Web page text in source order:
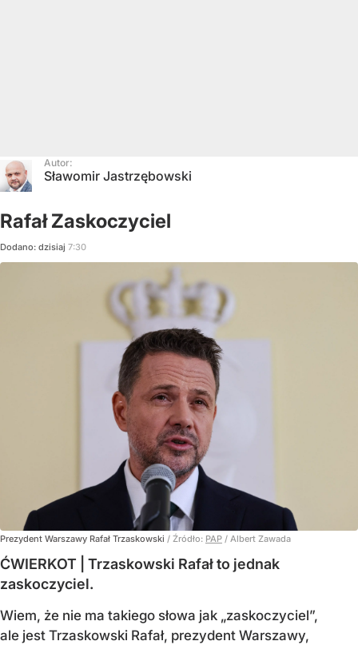
Autor:
Sławomir Jastrzębowski
Rafał Zaskoczyciel
Dodano: dzisiaj 7:30
Prezydent Warszawy Rafał Trzaskowski / Źródło: PAP / Albert Zawada
ĆWIERKOT | Trzaskowski Rafał to jednak
zaskoczyciel.
Wiem, że nie ma takiego słowa jak „zaskoczyciel”,
ale jest Trzaskowski Rafał, prezydent Warszawy,